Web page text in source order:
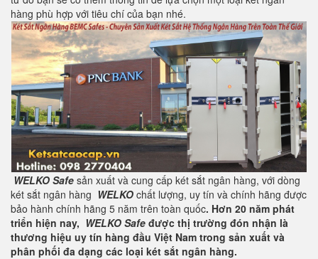
hàng phù hợp với tiêu chí của bạn nhé.
WELKO Safe sản xuất và cung cấp két sắt ngân hàng, với dòng
két sắt ngân hàng WELKO chất lượng, uy tín và chính hãng được
bảo hành chính hãng 5 năm trên toàn quốc. Hơn 20 năm phát
triển hiện nay, WELKO Safe được thị trường đón nhận là
thương hiệu uy tín hàng đầu Việt Nam trong sản xuất và
phân phối đa dạng các loại két sắt ngân hàng.